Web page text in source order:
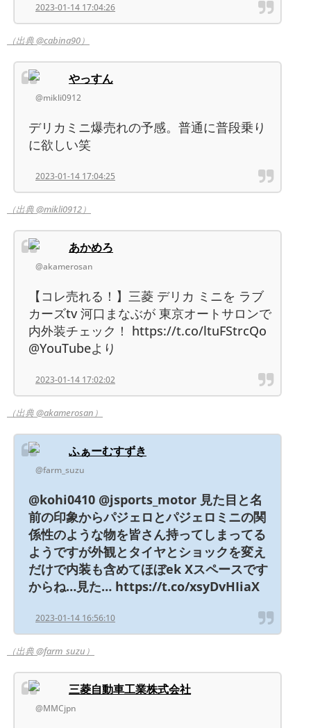
2023-01-14 17:04:26
（出典 @cabina90）
やっすん
@mikli0912
デリカミニ爆売れの予感。普通に普段乗り
に欲しい笑
2023-01-14 17:04:25
（出典 @mikli0912）
あかめろ
@akamerosan
【コレ売れる！】三菱 デリカ ミニを ラブ
カーズtv 河口まなぶが 東京オートサロンで
内外装チェック！ https://t.co/ltuFStrcQo
@YouTubeより
2023-01-14 17:02:02
（出典 @akamerosan）
ふぁーむすずき
@farm_suzu
@kohi0410 @jsports_motor 見た目と名
前の印象からパジェロとパジェロミニの関
係性のような物を皆さん持ってしまってる
ようですが外観とタイヤとショックを変え
だけで内装も含めてほぼek Xスペースです
からね…見た… https://t.co/xsyDvHIiaX
2023-01-14 16:56:10
（出典 @farm_suzu）
三菱自動車工業株式会社
@MMCjpn